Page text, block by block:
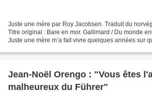
Juste une mère par Roy Jacobsen. Traduit du
Titre original : Bare en mor. Gallimard / Du monde
Juste une mère m’a fait vivre quelques années sur
Jean-Noël Orengo : "Vous êtes
malheureux du Führer"